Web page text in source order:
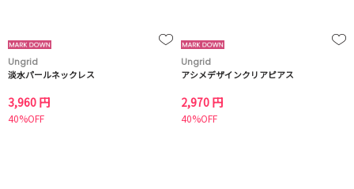
Ungrid
淡水パールネックレス
3,960 円
40%OFF
Ungrid
アシメデザインクリアピアス
2,970 円
40%OFF